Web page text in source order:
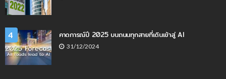
4 คาดการณ์ปี 2025 บนถนนทุกสายที่เดินเข้าสู่ AI
31/12/2024